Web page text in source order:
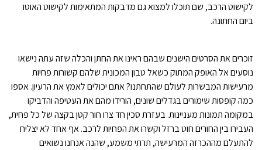
לקישוט הרכב, שם תוכלו למצוא גם מדבקות המתאימות לקישוט האוטו
ביום החתונה.
זוכרים את הסרטים הישנים שבהם ראינו את החתן והכלה שזה עתה נישאו
נוסעים אל האופק המתוק כשאל טבון המכונית שלהם קשורות פחיות
מרעישות המבשרות לעולם שהתחתנו? אתם יכולים לאמץ את הרעיון. אספו
כמה קופסות שימורים בגדלים שונים, הורידו מהם את העטיפה והדביקו
במקומה תמונות מעניינות. בעזרת סכין חד צרו חור קטן בקצה של כל פחית,
העבירו בין החורים חוט ברזל וקשרו את הפחיות לרכב. אף אחד לא יצליח
להתעלם מההכרזה המרעישה, תרתי משמע, שהנה אנחנו נשואים